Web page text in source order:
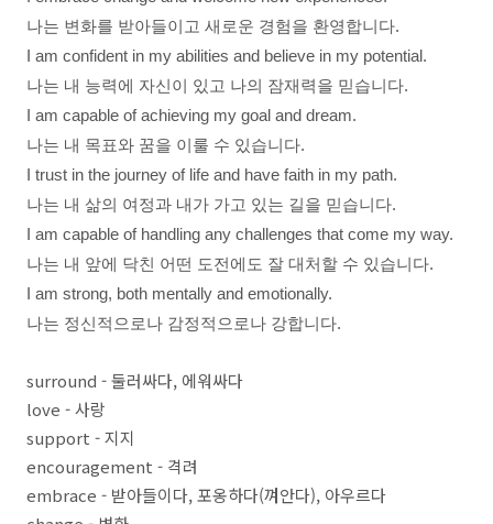
나는 변화를 받아들이고 새로운 경험을 환영합니다.
I am confident in my abilities and believe in my potential.
나는 내 능력에 자신이 있고 나의 잠재력을 믿습니다.
I am capable of achieving my goal and dream.
나는 내 목표와 꿈을 이룰 수 있습니다.
I trust in the journey of life and have faith in my path.
나는 내 삶의 여정과 내가 가고 있는 길을 믿습니다.
I am capable of handling any challenges that come my way.
나는 내 앞에 닥친 어떤 도전에도 잘 대처할 수 있습니다.
I am strong, both mentally and emotionally.
나는 정신적으로나 감정적으로나 강합니다.
surround - 둘러싸다, 에워싸다
love - 사랑
support - 지지
encouragement - 격려
embrace - 받아들이다, 포옹하다(껴안다), 아우르다